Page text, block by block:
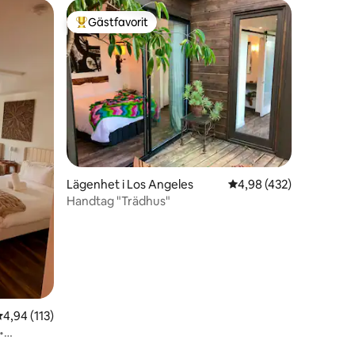
av 5 i genomsnittligt betyg, 113 omdömen
4,94 (113)
Populär gästfavorit
Gästfavorit
Lägenhet i Los Angeles 4,98 av 5 i
4,98 (432)
Handtag "Trädhus"